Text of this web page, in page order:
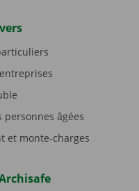
âgées
et monte-charges